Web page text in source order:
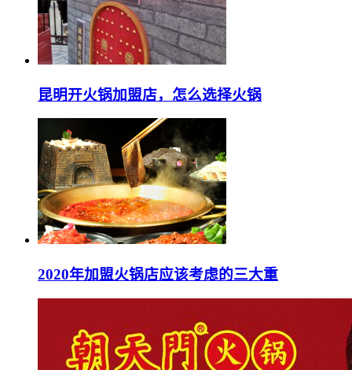
昆明开火锅加盟店，怎么选择火锅
2020年加盟火锅店应该考虑的三大重